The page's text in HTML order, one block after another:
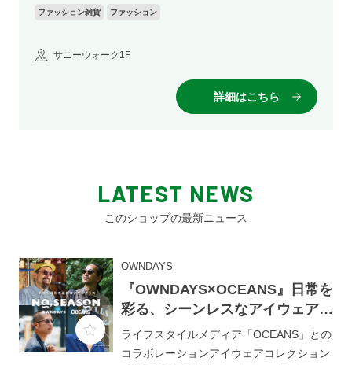
ファッション雑貨 ファッション
サニーウォーク1F
詳細はこちら
LATEST NEWS
このショップの最新ニュース
OWNDAYS
『OWNDAYS×OCEANS』日常を
彩る、シーンレスなアイウェアコ
レクション
ライフスタイルメディア「OCEANS」との
コラボレーションアイウェアコレクション